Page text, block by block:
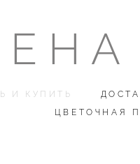
И КУПИТЬ
ЦВЕТОЧНАЯ
И КУПИТЬ
ЦВЕТОЧНАЯ